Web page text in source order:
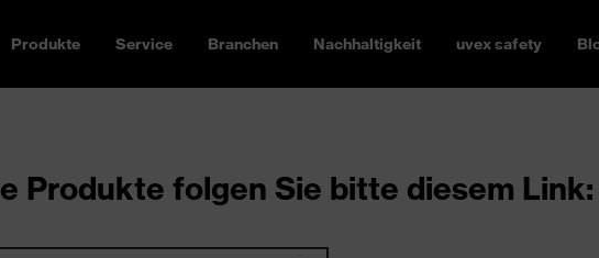
Produkte Service Branchen Nachhaltigkeit uvex safety
Produkte folgen Sie bitte diesem Link: